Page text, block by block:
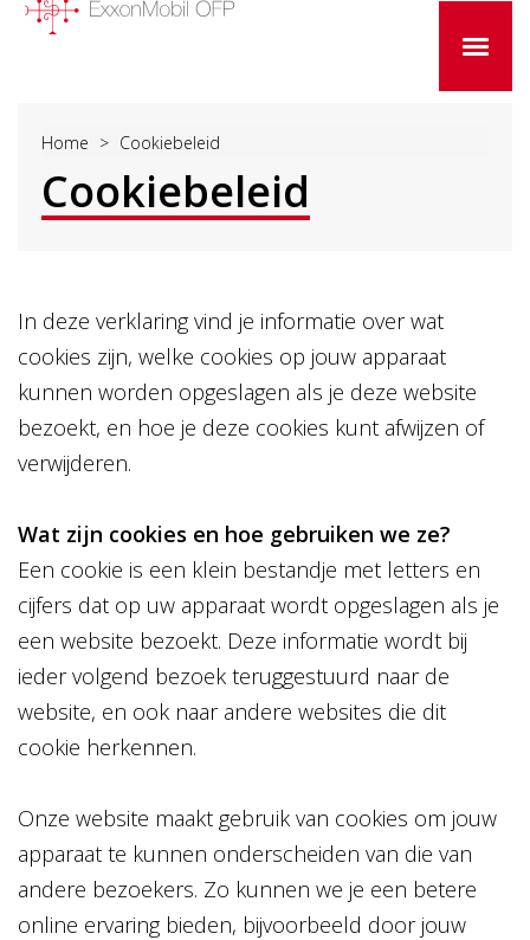
Home Cookiebeleid
Cookiebeleid
In deze verklaring vind je informatie over wat
cookies zijn, welke cookies op jouw apparaat
kunnen worden opgeslagen als je deze website
bezoekt, en hoe je deze cookies kunt afwijzen of
verwijderen.
Wat zijn cookies en hoe gebruiken we ze?
Een cookie is een klein bestandje met letters en
cijfers dat op uw apparaat wordt opgeslagen als je
een website bezoekt. Deze informatie wordt bij
ieder volgend bezoek teruggestuurd naar de
website, en ook naar andere websites die dit
cookie herkennen.
Onze website maakt gebruik van cookies om jouw
apparaat te kunnen onderscheiden van die van
andere bezoekers. Zo kunnen we je een betere
online ervaring bieden, bijvoorbeeld door jouw